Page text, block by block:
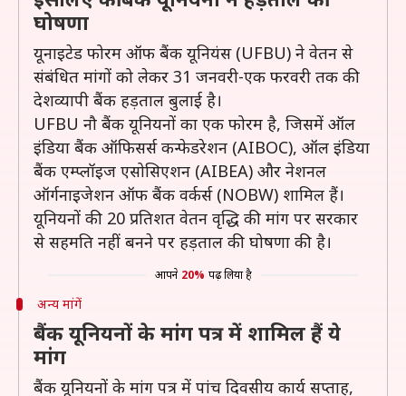
घोषणा
यूनाइटेड फोरम ऑफ बैंक यूनियंस (UFBU) ने वेतन से
संबंधित मांगों को लेकर 31 जनवरी-एक फरवरी तक की
देशव्यापी बैंक हड़ताल बुलाई है।
UFBU नौ बैंक यूनियनों का एक फोरम है, जिसमें ऑल
इंडिया बैंक ऑफिसर्स कन्फेडरेशन (AIBOC), ऑल इंडिया
बैंक एम्प्लॉइज एसोसिएशन (AIBEA) और नेशनल
ऑर्गनाइजेशन ऑफ बैंक वर्कर्स (NOBW) शामिल हैं।
यूनियनों की 20 प्रतिशत वेतन वृद्धि की मांग पर सरकार
से सहमति नहीं बनने पर हड़ताल की घोषणा की है।
आपने 20% पढ़ लिया है
अन्य मांगें
बैंक यूनियनों के मांग पत्र में शामिल हैं ये
मांग
बैंक यूनियनों के मांग पत्र में पांच दिवसीय कार्य सप्ताह,